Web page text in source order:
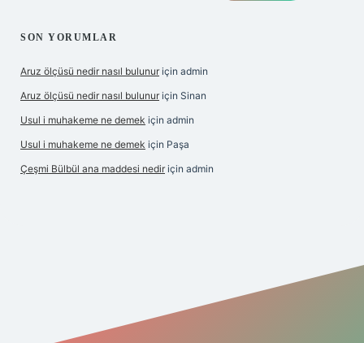
SON YORUMLAR
Aruz ölçüsü nedir nasıl bulunur için admin
Aruz ölçüsü nedir nasıl bulunur için Sinan
Usul i muhakeme ne demek için admin
Usul i muhakeme ne demek için Paşa
Çeşmi Bülbül ana maddesi nedir için admin